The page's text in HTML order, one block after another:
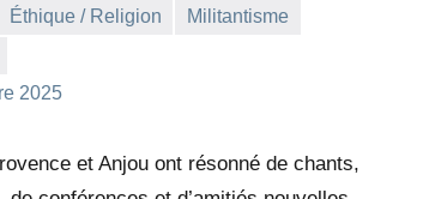
Éthique / Religion
Militantisme
2025
et Anjou ont résonné de chants,